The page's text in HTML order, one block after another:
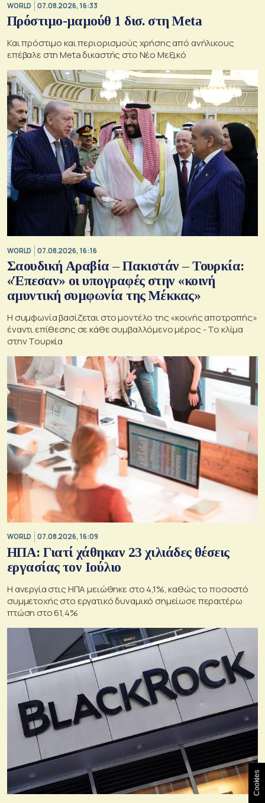
WORLD 07.08.2026, 16:33
Πρόστιμο-μαμούθ 1 δισ. στη Meta
Και πρόστιμο και περιορισμούς χρήσης από ανήλικους
επέβαλε στη Meta δικαστής στο Νέο Μεξικό
WORLD 07.08.2026, 16:16
Σαουδική Αραβία – Πακιστάν – Τουρκία:
«Έπεσαν» οι υπογραφές στην «κοινή
αμυντική συμφωνία της Μέκκας»
Η συμφωνία βασίζεται στο μοντέλο της «κοινής αποτροπής»
έναντι επίθεσης σε κάθε συμβαλλόμενο μέρος - Το κλίμα
στην Τουρκία
WORLD 07.08.2026, 16:09
ΗΠΑ: Γιατί χάθηκαν 23 χιλιάδες θέσεις
εργασίας τον Ιούλιο
Η ανεργία στις ΗΠΑ μειώθηκε στο 4,1%, καθώς το ποσοστό
συμμετοχής στο εργατικό δυναμικό σημείωσε περαιτέρω
πτώση στο 61,4%
Cookies